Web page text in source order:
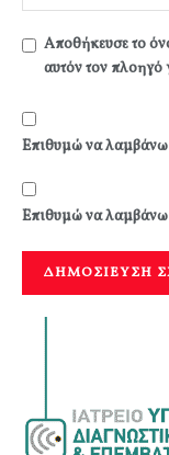
Αποθήκευσε το
αυτόν τον
Επιθυμώ να λαμβάνω
Επιθυμώ να λαμβάνω